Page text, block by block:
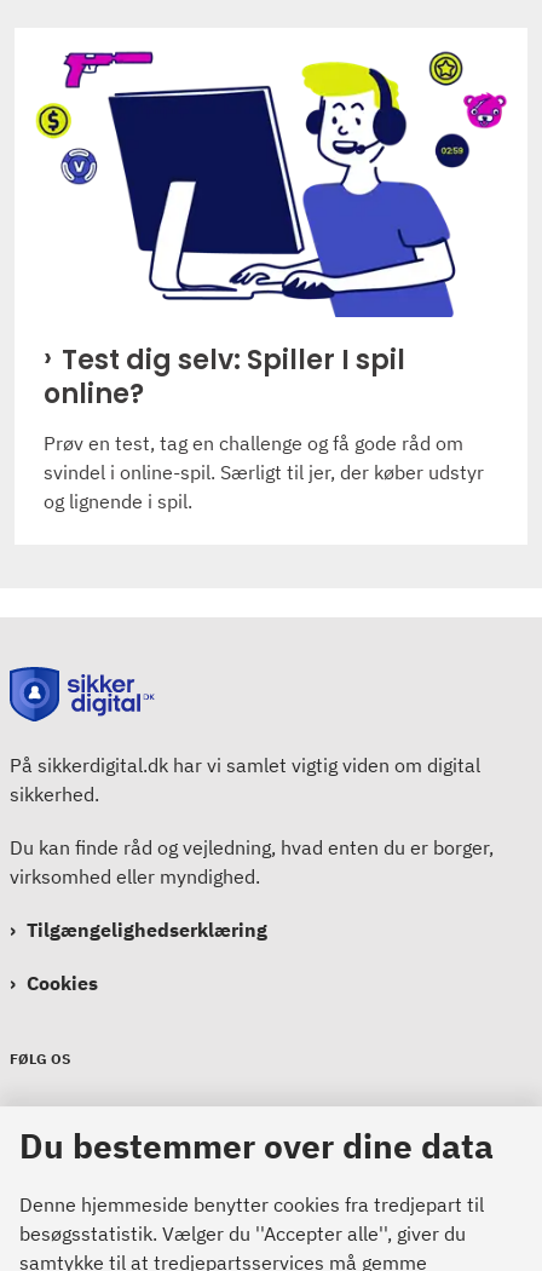
Test dig selv: Spiller I spil
online?
Prøv en test, tag en challenge og få gode råd om
svindel i online-spil. Særligt til jer, der køber udstyr
og lignende i spil.
På sikkerdigital.dk har vi samlet vigtig viden om digital
sikkerhed.
Du kan finde råd og vejledning, hvad enten du er borger,
virksomhed eller myndighed.
Tilgængelighedserklæring
Cookies
FØLG OS
Sikkerdigital
Sikkerdigital
Du bestemmer over dine data
Denne hjemmeside benytter cookies fra tredjepart til
besøgsstatistik. Vælger du ''Accepter alle'', giver du
samtykke til at tredjepartsservices må gemme